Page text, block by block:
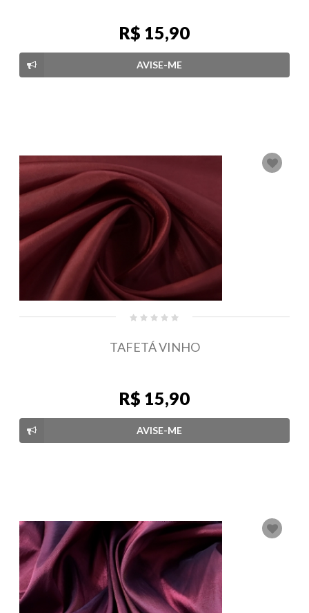
R$ 15,90
AVISE-ME
TAFETÁ VINHO
R$ 15,90
AVISE-ME